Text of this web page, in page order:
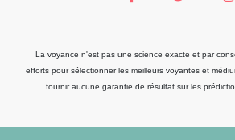
La voyance n'est pas une science exacte et par
efforts pour sélectionner les meilleurs voyantes et
fournir aucune garantie de résultat sur les